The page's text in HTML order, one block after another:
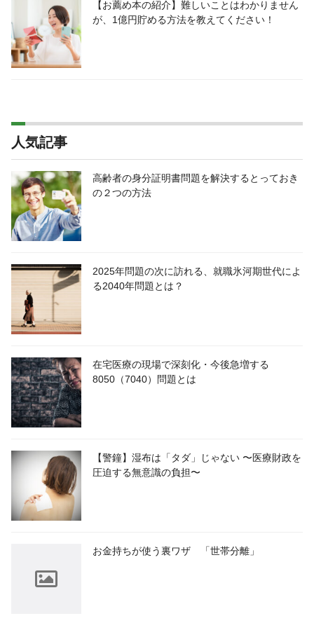
【お薦め本の紹介】難しいことはわかりません
が、1億円貯める方法を教えてください！
人気記事
高齢者の身分証明書問題を解決するとっておき
の２つの方法
2025年問題の次に訪れる、就職氷河期世代によ
る2040年問題とは？
在宅医療の現場で深刻化・今後急増する
8050（7040）問題とは
【警鐘】湿布は「タダ」じゃない 〜医療財政を
圧迫する無意識の負担〜
お金持ちが使う裏ワザ 「世帯分離」